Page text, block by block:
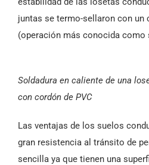
juntas se termo-sellaron con un
(operación más conocida como
Soldadura en caliente de una
con cordón de PVC
Las ventajas de los suelos
gran resistencia al tránsito de
sencilla ya que tienen una